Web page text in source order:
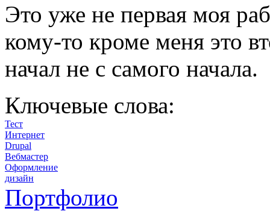
Это уже не первая моя
кому-то кроме меня это
начал не с самого начала.
Ключевые слова:
Тест
Интернет
Drupal
Вебмастер
Оформление
дизайн
Портфолио